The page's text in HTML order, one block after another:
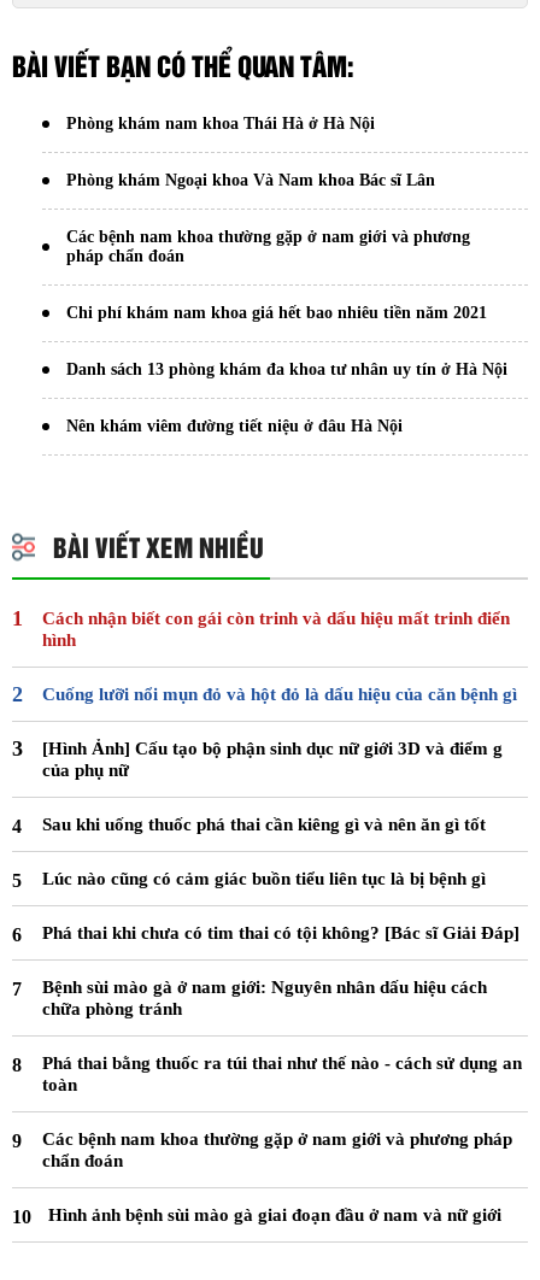
BÀI VIẾT BẠN CÓ THỂ QUAN TÂM:
Phòng khám nam khoa Thái Hà ở Hà Nội
Phòng khám Ngoại khoa Và Nam khoa Bác sĩ Lân
Các bệnh nam khoa thường gặp ở nam giới và phương
pháp chẩn đoán
Chi phí khám nam khoa giá hết bao nhiêu tiền năm 2021
Danh sách 13 phòng khám đa khoa tư nhân uy tín ở Hà Nội
Nên khám viêm đường tiết niệu ở đâu Hà Nội
BÀI VIẾT XEM NHIỀU
Cách nhận biết con gái còn trinh và dấu hiệu mất trinh điển
hình
Cuống lưỡi nổi mụn đỏ và hột đỏ là dấu hiệu của căn bệnh gì
[Hình Ảnh] Cấu tạo bộ phận sinh dục nữ giới 3D và điểm g
của phụ nữ
Sau khi uống thuốc phá thai cần kiêng gì và nên ăn gì tốt
Lúc nào cũng có cảm giác buồn tiểu liên tục là bị bệnh gì
Phá thai khi chưa có tim thai có tội không? [Bác sĩ Giải Đáp]
Bệnh sùi mào gà ở nam giới: Nguyên nhân dấu hiệu cách
chữa phòng tránh
Phá thai bằng thuốc ra túi thai như thế nào - cách sử dụng an
toàn
Các bệnh nam khoa thường gặp ở nam giới và phương pháp
chẩn đoán
Hình ảnh bệnh sùi mào gà giai đoạn đầu ở nam và nữ giới